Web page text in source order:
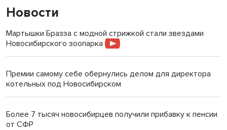
Новости
Мартышки Бразза с модной стрижкой стали звездами
Новосибирского зоопарка
Премии самому себе обернулись делом для директора
котельных под Новосибирском
Более 7 тысяч новосибирцев получили прибавку к пенсии
от СФР